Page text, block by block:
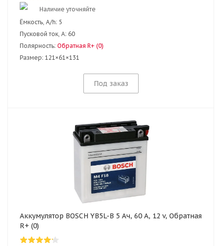
Наличие уточняйте
Ёмкость, A/h: 5
Пусковой ток, А: 60
Полярность: Обратная R+ (0)
Размер: 121×61×131
Под заказ
Аккумулятор BOSCH YB5L-B 5 Ач, 60 А, 12 v, Обратная
R+ (0)